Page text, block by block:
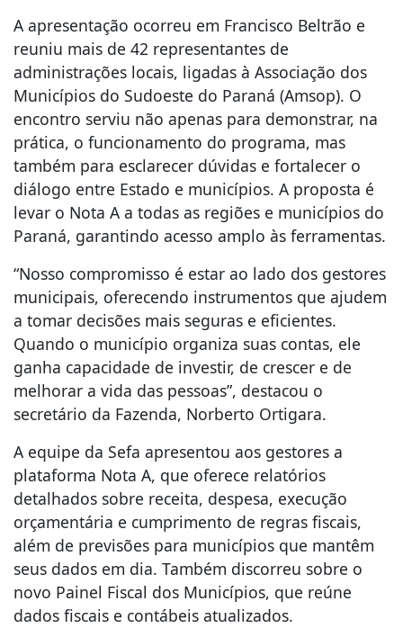
A apresentação ocorreu em Francisco Beltrão e
reuniu mais de 42 representantes de
administrações locais, ligadas à Associação dos
Municípios do Sudoeste do Paraná (Amsop). O
encontro serviu não apenas para demonstrar, na
prática, o funcionamento do programa, mas
também para esclarecer dúvidas e fortalecer o
diálogo entre Estado e municípios. A proposta é
levar o Nota A a todas as regiões e municípios do
Paraná, garantindo acesso amplo às ferramentas.
“Nosso compromisso é estar ao lado dos gestores
municipais, oferecendo instrumentos que ajudem
a tomar decisões mais seguras e eficientes.
Quando o município organiza suas contas, ele
ganha capacidade de investir, de crescer e de
melhorar a vida das pessoas”, destacou o
secretário da Fazenda, Norberto Ortigara.
A equipe da Sefa apresentou aos gestores a
plataforma Nota A, que oferece relatórios
detalhados sobre receita, despesa, execução
orçamentária e cumprimento de regras fiscais,
além de previsões para municípios que mantêm
seus dados em dia. Também discorreu sobre o
novo Painel Fiscal dos Municípios, que reúne
dados fiscais e contábeis atualizados.